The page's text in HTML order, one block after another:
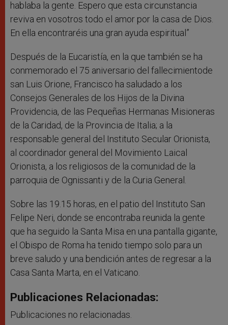
hablaba la gente. Espero que esta circunstancia
reviva en vosotros todo el amor por la casa de Dios.
En ella encontraréis una gran ayuda espiritual”
Después de la Eucaristía, en la que también se ha
conmemorado el 75 aniversario del fallecimientode
san Luis Orione, Francisco ha saludado a los
Consejos Generales de los Hijos de la Divina
Providencia, de las Pequeñas Hermanas Misioneras
de la Caridad, de la Provincia de Italia; a la
responsable general del Instituto Secular Orionista,
al coordinador general del Movimiento Laical
Orionista, a los religiosos de la comunidad de la
parroquia de Ognissanti y de la Curia General.
Sobre las 19.15 horas, en el patio del Instituto San
Felipe Neri, donde se encontraba reunida la gente
que ha seguido la Santa Misa en una pantalla gigante,
el Obispo de Roma ha tenido tiempo solo para un
breve saludo y una bendición antes de regresar a la
Casa Santa Marta, en el Vaticano.
Publicaciones Relacionadas:
Publicaciones no relacionadas.